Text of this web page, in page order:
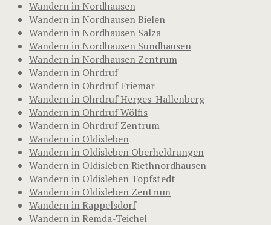
Wandern in Nordhausen
Wandern in Nordhausen Bielen
Wandern in Nordhausen Salza
Wandern in Nordhausen Sundhausen
Wandern in Nordhausen Zentrum
Wandern in Ohrdruf
Wandern in Ohrdruf Friemar
Wandern in Ohrdruf Herges-Hallenberg
Wandern in Ohrdruf Wölfis
Wandern in Ohrdruf Zentrum
Wandern in Oldisleben
Wandern in Oldisleben Oberheldrungen
Wandern in Oldisleben Riethnordhausen
Wandern in Oldisleben Topfstedt
Wandern in Oldisleben Zentrum
Wandern in Rappelsdorf
Wandern in Remda-Teichel